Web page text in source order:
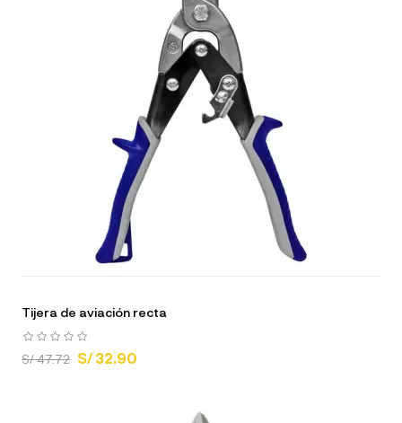
Tijera de aviación recta
S/ 47.72 S/ 32.90